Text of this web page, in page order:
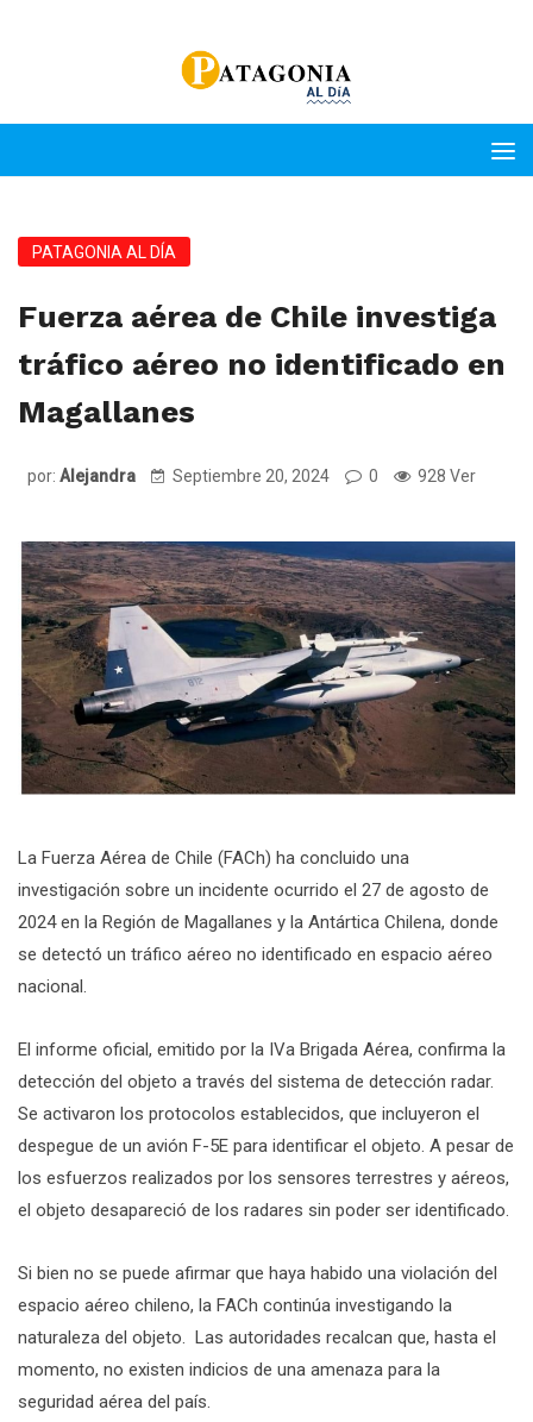
PATAGONIA AL DÍA
Fuerza aérea de Chile investiga
tráfico aéreo no identificado en
Magallanes
por: Alejandra Septiembre 20, 2024 0 928 Ver
La Fuerza Aérea de Chile (FACh) ha concluido una
investigación sobre un incidente ocurrido el 27 de agosto de
2024 en la Región de Magallanes y la Antártica Chilena, donde
se detectó un tráfico aéreo no identificado en espacio aéreo
nacional.
El informe oficial, emitido por la IVa Brigada Aérea, confirma la
detección del objeto a través del sistema de detección radar.
Se activaron los protocolos establecidos, que incluyeron el
despegue de un avión F-5E para identificar el objeto. A pesar de
los esfuerzos realizados por los sensores terrestres y aéreos,
el objeto desapareció de los radares sin poder ser identificado.
Si bien no se puede afirmar que haya habido una violación del
espacio aéreo chileno, la FACh continúa investigando la
naturaleza del objeto. Las autoridades recalcan que, hasta el
momento, no existen indicios de una amenaza para la
seguridad aérea del país.